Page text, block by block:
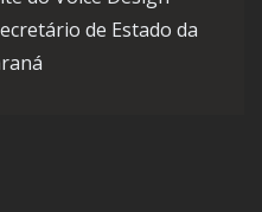
de Estado da